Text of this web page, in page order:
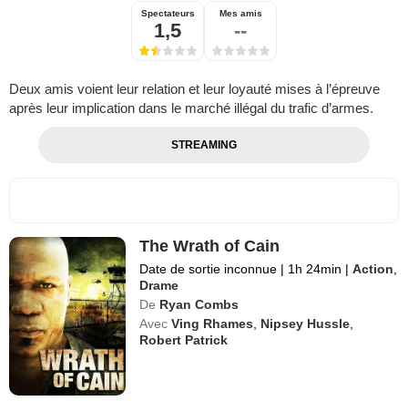
Spectateurs
1,5
Mes amis
--
Deux amis voient leur relation et leur loyauté mises à l’épreuve
après leur implication dans le marché illégal du trafic d’armes.
STREAMING
The Wrath of Cain
Date de sortie inconnue | 1h 24min | Action
Drame
De Ryan Combs
Avec Ving Rhames Nipsey Hussle
Robert Patrick